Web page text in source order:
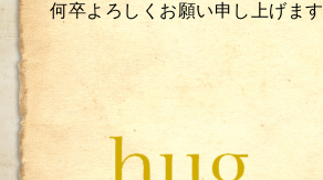
何卒よろしくお願い申し上げます